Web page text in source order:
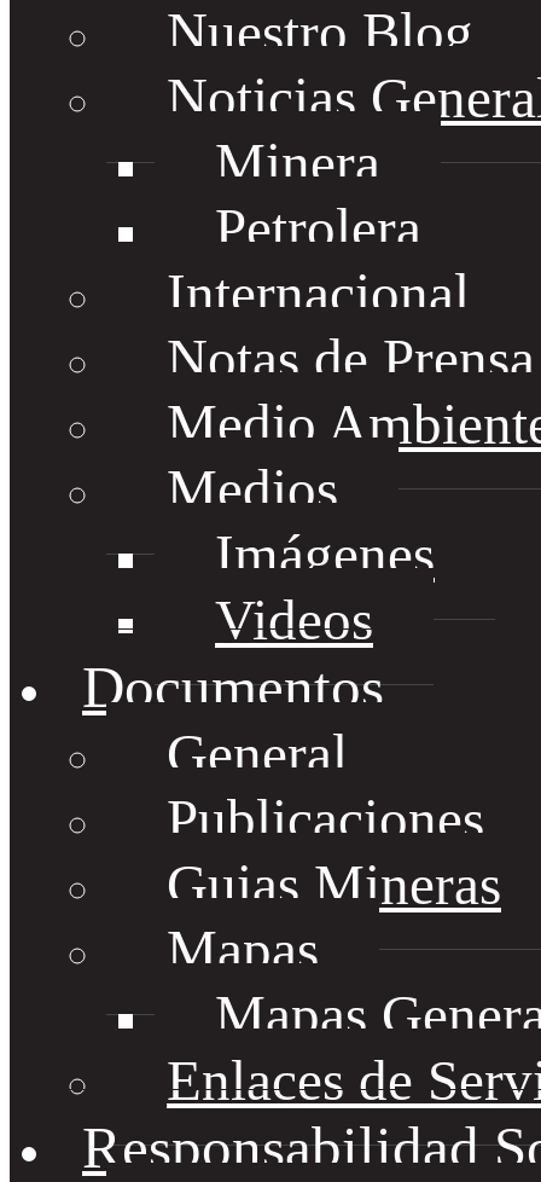
Nuestro Blog
Noticias
Minera
Petrolera
Internacional
Notas de
Medio
Medios
Imágenes
Videos
Documentos
General
Publicaciones
Guias Mineras
Mapas
Mapas
Enlaces de
Responsabilidad